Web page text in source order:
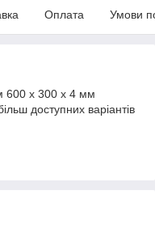
Оплата Умови
600 х 300 х 4 мм
доступних варіантів